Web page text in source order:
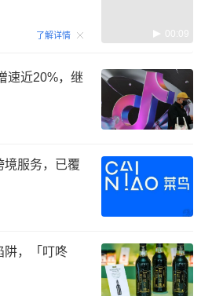
了解详情 00:09
速近20%，继
境服务，已覆
阱，「叮咚